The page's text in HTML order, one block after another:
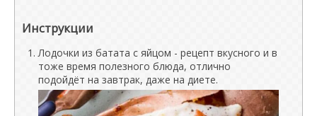
Инструкции
Лодочки из батата с яйцом - рецепт вкусного и в
тоже время полезного блюда, отлично
подойдёт на завтрак, даже на диете.